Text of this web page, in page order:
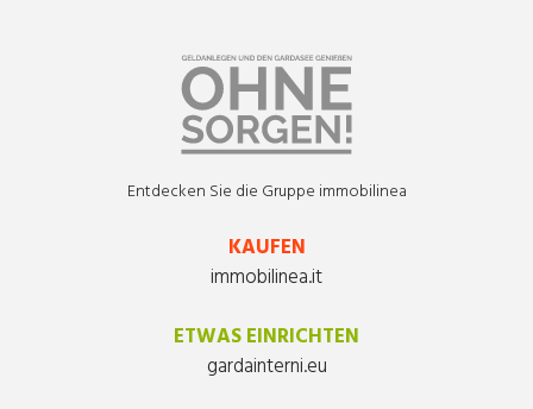
Entdecken Sie die Gruppe immobilinea
KAUFEN
immobilinea.it
ETWAS EINRICHTEN
gardainterni.eu